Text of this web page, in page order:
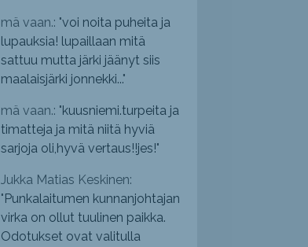
mä vaan.: "voi noita puheita ja
lupauksia! lupaillaan mitä
sattuu mutta järki jäänyt siis
maalaisjärki jonnekki..."
mä vaan.: "kuusniemi.turpeita ja
timatteja ja mitä niitä hyviä
sarjoja oli,hyvä vertaus!!jes!"
Jukka Matias Keskinen:
" Punkalaitumen kunnanjohtajan
virka on ollut tuulinen paikka.
Odotukset ovat valitulla